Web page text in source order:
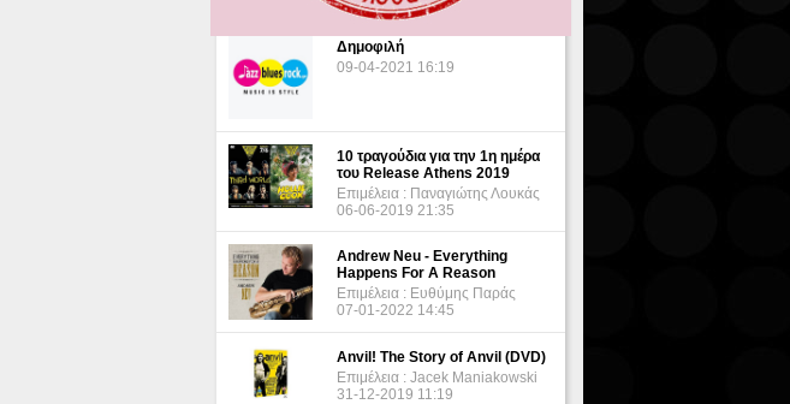
Δημοφιλή
09-04-2021 16:19
10 τραγούδια για την 1η ημέρα
του Release Athens 2019
Επιμέλεια : Παναγιώτης Λουκάς
06-06-2019 21:35
Andrew Neu - Everything
Happens For A Reason
Επιμέλεια : Ευθύμης Παράς
07-01-2022 14:45
Anvil! The Story of Anvil (DVD)
Επιμέλεια : Jacek Maniakowski
31-12-2019 11:19